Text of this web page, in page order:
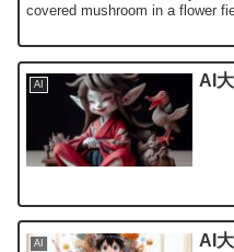
covered mushroom in a flower
AI AI
AI AI